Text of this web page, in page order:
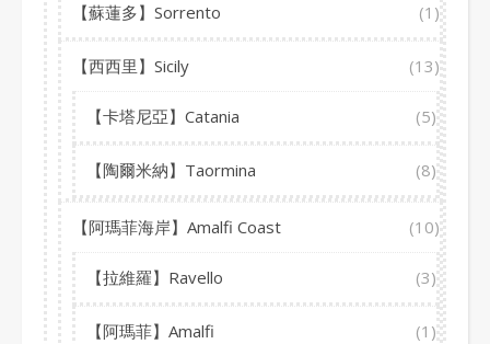
【蘇蓮多】Sorrento (1)
【西西里】Sicily (13)
【卡塔尼亞】Catania (5)
【陶爾米納】Taormina (8)
【阿瑪菲海岸】Amalfi Coast (10)
【拉維羅】Ravello (3)
【阿瑪菲】Amalfi (1)